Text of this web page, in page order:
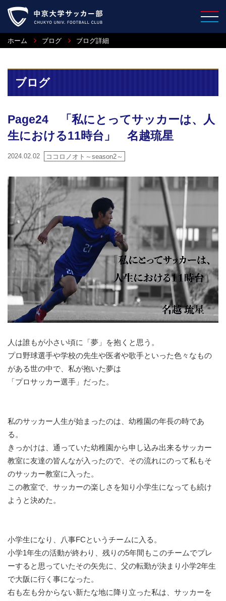
ホーム ブログ ブログ詳細
ブログ
Page24 「私にとってサッカーは、人
生における11時台」 名越琉星
2024.02.02 ココロノオト～season2～
人は誰もが小さい頃に「夢」を抱くと思う。
プロ野球選手や学校の先生や医者や歌手といった色々なもの
がある世の中で、私が抱いた夢は
「プロサッカー選手」だった。
私のサッカー人生が始まったのは、幼稚園の年長の時であ
る。
きっかけは、通っていた幼稚園から申し込み出来るサッカー
教室に友達の皆んなが入ったので、その流れにのって私もそ
のサッカー教室に入った。
この教室で、サッカーの楽しさを知り小学生になっても続け
ようと決めた。
小学生になり、八事FCというチームに入る。
小学1年生の活動が終わり、残りの5年間もこのチームでプレ
ーすると思っていたその矢先に、父の転勤が決まり小学2年生
で大阪に行く事になった。
右も左も分からない新たな地に降り立った私は、サッカーを